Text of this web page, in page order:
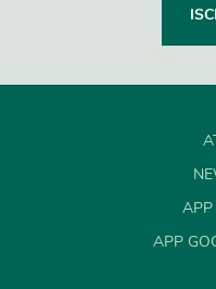
APP
APP